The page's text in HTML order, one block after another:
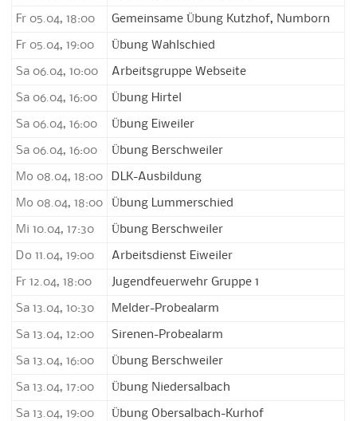
Fr 05.04, 18:00 Gemeinsame Übung Kutzhof, Numborn
Fr 05.04, 19:00 Übung Wahlschied
Sa 06.04, 10:00 Arbeitsgruppe Webseite
Sa 06.04, 16:00 Übung Hirtel
Sa 06.04, 16:00 Übung Eiweiler
Sa 06.04, 16:00 Übung Berschweiler
Mo 08.04, 18:00 DLK-Ausbildung
Mo 08.04, 18:00 Übung Lummerschied
Mi 10.04, 17:30 Übung Berschweiler
Do 11.04, 19:00 Arbeitsdienst Eiweiler
Fr 12.04, 18:00 Jugendfeuerwehr Gruppe 1
Sa 13.04, 10:30 Melder-Probealarm
Sa 13.04, 12:00 Sirenen-Probealarm
Sa 13.04, 16:00 Übung Berschweiler
Sa 13.04, 17:00 Übung Niedersalbach
Sa 13.04, 19:00 Übung Obersalbach-Kurhof